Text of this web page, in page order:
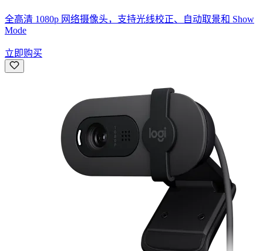
全高清 1080p 网络摄像头，支持光线校正、自动取景和 Show
Mode
立即购买